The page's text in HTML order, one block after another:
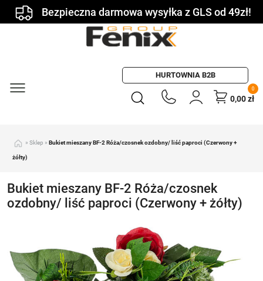
Bezpieczna darmowa wysyłka z GLS od 49zł!
HURTOWNIA B2B
0
0,00zł
» Sklep » Bukiet mieszany BF-2 Róża/czosnek ozdobny/ liść paproci (Czerwony +
żółty)
Bukiet mieszany BF-2 Róża/czosnek
ozdobny/ liść paproci (Czerwony + żółty)